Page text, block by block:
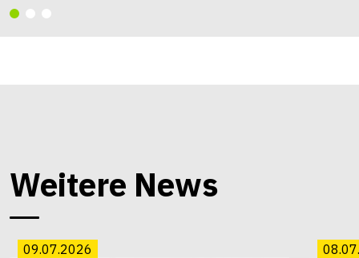
Weitere News
09.07.2026